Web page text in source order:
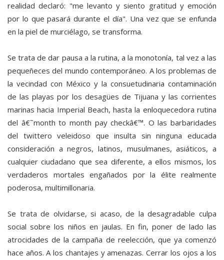
realidad declaró: "me levanto y siento gratitud y emoción
por lo que pasará durante el día". Una vez que se enfunda
en la piel de murciélago, se transforma.
Se trata de dar pausa a la rutina, a la monotonía, tal vez a las
pequeñeces del mundo contemporáneo. A los problemas de
la vecindad con México y la consuetudinaria contaminación
de las playas por los desagües de Tijuana y las corrientes
marinas hacia Imperial Beach, hasta la enloquecedora rutina
del â€˜month to month pay checkâ€™. O las barbaridades
del twittero veleidoso que insulta sin ninguna educada
consideración a negros, latinos, musulmanes, asiáticos, a
cualquier ciudadano que sea diferente, a ellos mismos, los
verdaderos mortales engañados por la élite realmente
poderosa, multimillonaria.
Se trata de olvidarse, si acaso, de la desagradable culpa
social sobre los niños en jaulas. En fin, poner de lado las
atrocidades de la campaña de reelección, que ya comenzó
hace años. A los chantajes y amenazas. Cerrar los ojos a los